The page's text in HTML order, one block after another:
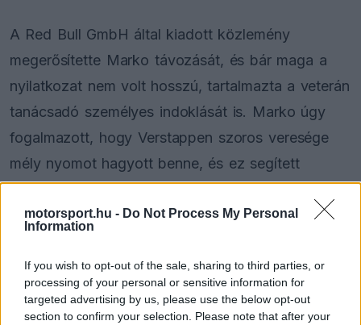
motorsport.hu - Do Not Process My Personal
Information
If you wish to opt-out of the sale, sharing to third parties, or
processing of your personal or sensitive information for
targeted advertising by us, please use the below opt-out
section to confirm your selection. Please note that after your
A Red Bull GmbH által kiadott közlemény
megerősítette Marko távozását, és bár maga a
nyilatkozat nem volt hosszú, tartalmazta a veterán
tanácsadó személyes indoklását is. Marko úgy
fogalmazott, hogy Verstappen szoros veresége
mély nyomot hagyott benne, és ez segített
számára világossá tenni, hogy elérkezett az idő a
visszavonulásra.
This
is
The media could not be loaded, either because
the server or network failed or because the format
is not supported.